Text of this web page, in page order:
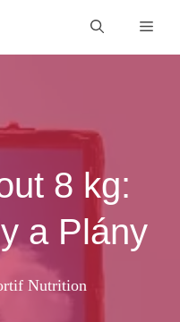
8 kg:
a Plány
Nutrition